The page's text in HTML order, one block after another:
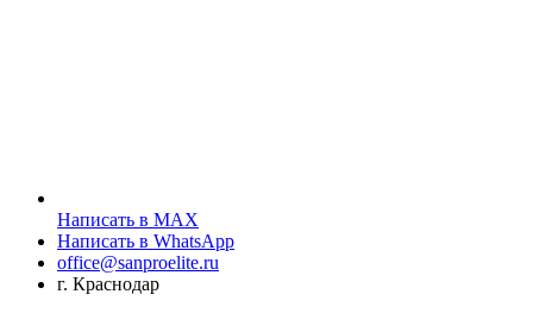
Написать в MAX
Написать в WhatsApp
office@sanproelite.ru
г. Краснодар